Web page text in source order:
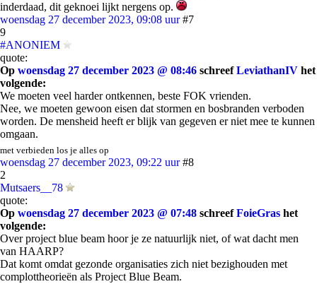
inderdaad, dit geknoei lijkt nergens op.
woensdag 27 december 2023, 09:08 uur #7
9
#ANONIEM
quote:
Op woensdag 27 december 2023 @ 08:46 schreefLeviathanIV het
volgende:
We moeten veel harder ontkennen, beste FOK vrienden.
Nee, we moeten gewoon eisen dat stormen en bosbranden verboden
worden. De mensheid heeft er blijk van gegeven er niet mee te kunnen
omgaan.
met verbieden los je alles op
woensdag 27 december 2023, 09:22 uur #8
2
Mutsaers__78
quote:
Op woensdag 27 december 2023 @ 07:48 schreefFoieGras het
volgende:
Over project blue beam hoor je ze natuurlijk niet, of wat dacht men
van HAARP?
Dat komt omdat gezonde organisaties zich niet bezighouden met
complottheorieën als Project Blue Beam.